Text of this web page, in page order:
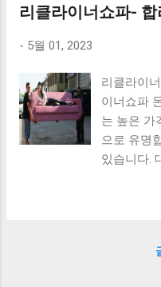
랙. 큐센 멤브레인 무선 키
다양한 할인 혜택과 빠른
도 많고, 가격도 다양해서
루투스키보드 같은 상품
없습니다. 다양한 상품들
해서 구매하실 수 있도록
러가기 추천상품 Best 유
리클라이너쇼파-
- 5월 01, 2023
리클라이
이너쇼파
는 높은 가
으로 유명
있습니다.
상의 품질
다산의 까